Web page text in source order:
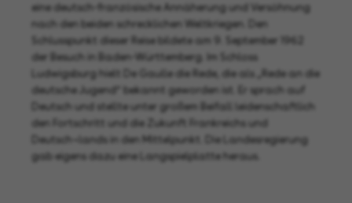
eine deutsch-französische Annäherung und Versöhnung
nach den beiden schrecklichen Weltkriegen. Den
Schlusspunkt dieser Reise bildete am 9. September 1962
der Besuch in Baden-Württemberg. Im Schloss
Ludwigsburg hielt De Gaulle die Rede, die als „Rede an die
deutsche Jugend“ bekannt geworden ist. Er sprach auf
Deutsch und stellte unter großem Beifall leidenschaftlich
den Fortschritt und die Zukunft Frankreichs und
Deutsch¬lands in den Mittelpunkt. Die Landesregierung
gab eigens dazu eine Langspielplatte heraus.